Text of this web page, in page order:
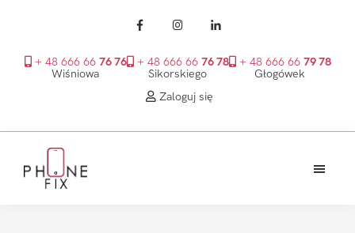
+ 48 666 66 76 76
Wiśniowa
+ 48 666 66 76 78
Sikorskiego
+ 48 666 66 79 78
Głogówek
Zaloguj się
głównego